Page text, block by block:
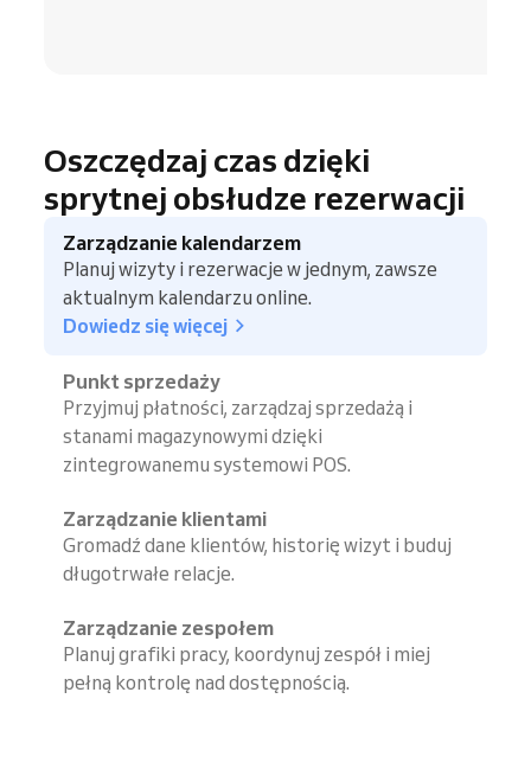
Oszczędzaj czas dzięki
sprytnej obsłudze rezerwacji
Zarządzanie kalendarzem
Planuj wizyty i rezerwacje w jednym, zawsze
aktualnym kalendarzu online.
Dowiedz się więcej
Punkt sprzedaży
Przyjmuj płatności, zarządzaj sprzedażą i
stanami magazynowymi dzięki
zintegrowanemu systemowi POS.
Zarządzanie klientami
Gromadź dane klientów, historię wizyt i buduj
długotrwałe relacje.
Zarządzanie zespołem
Planuj grafiki pracy, koordynuj zespół i miej
pełną kontrolę nad dostępnością.